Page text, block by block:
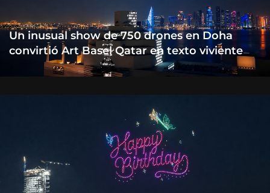
Un inusual show de 750 drones en Doha
convirtió Art Basel Qatar en texto viviente